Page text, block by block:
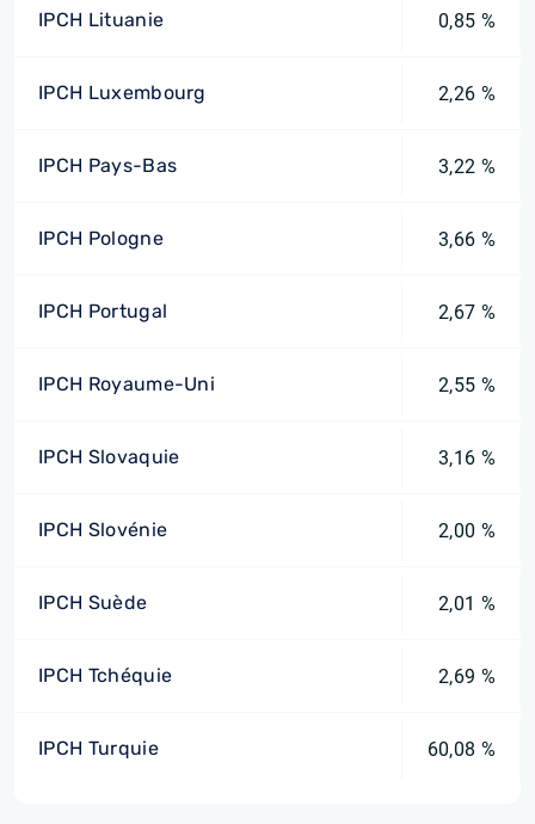
IPCH Lituanie 0,85 %
IPCH Luxembourg 2,26 %
IPCH Pays-Bas 3,22 %
IPCH Pologne 3,66 %
IPCH Portugal 2,67 %
IPCH Royaume-Uni 2,55 %
IPCH Slovaquie 3,16 %
IPCH Slovénie 2,00 %
IPCH Suède 2,01 %
IPCH Tchéquie 2,69 %
IPCH Turquie 60,08 %